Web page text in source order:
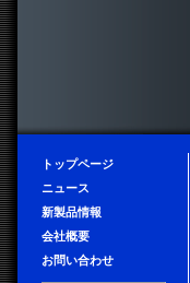
トップページ
ニュース
新製品情報
会社概要
お問い合わせ